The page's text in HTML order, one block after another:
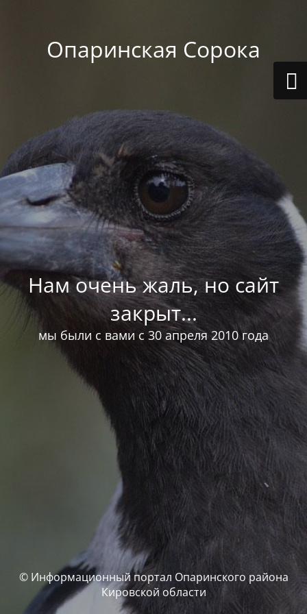
Опаринская Сорока
Нам очень жаль, но сайт
закрыт...
мы были с вами с 30 апреля 2010 года
© Информационный портал Опаринского района
Кировской области